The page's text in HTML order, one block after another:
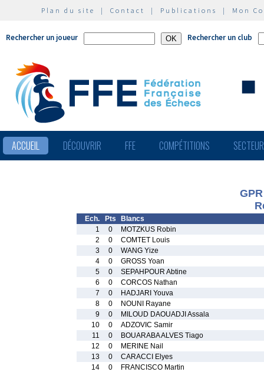
Plan du site | Contact | Publications | Mon
Rechercher un joueur Rechercher un club
ACCUEIL DÉCOUVRIR FFE COMPÉTITIONS
Ech. Pts
Blancs
1
0
MOTZKUS Robin
2
0
COMTET Louis
3
0
WANG Yize
4
0
GROSS Yoan
5
0
SEPAHPOUR Abtine
6
0
CORCOS Nathan
7
0
HADJARI Youva
8
0
NOUNI Rayane
9
0
MILOUD DAOUADJI Assala
10
0
ADZOVIC Samir
11
0
BOUARABA ALVES Tiago
12
0
MERINE Nail
13
0
CARACCI Elyes
14
0
FRANCISCO Martin